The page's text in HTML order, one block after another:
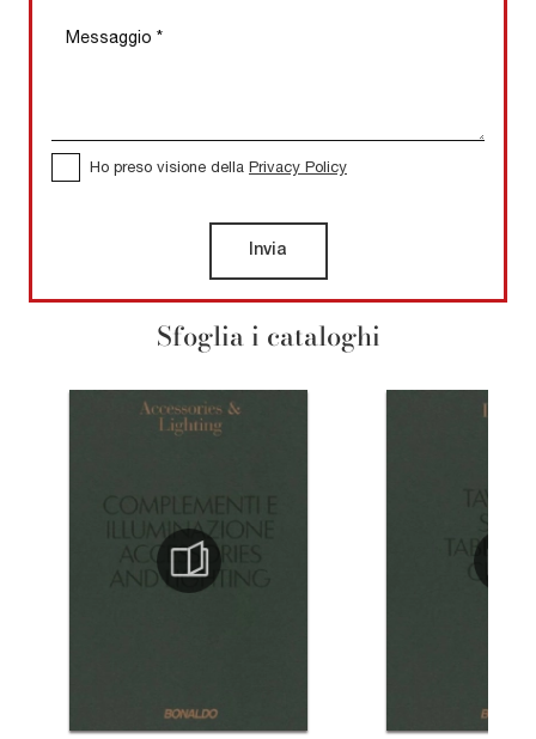
Sfoglia i cataloghi
Ho preso visione della Privacy Policy
Invia